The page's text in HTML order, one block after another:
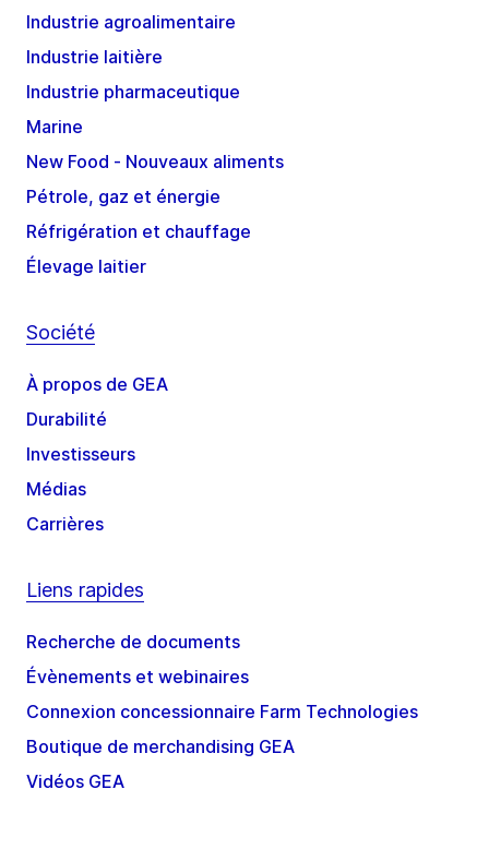
Industrie agroalimentaire
Industrie laitière
Industrie pharmaceutique
Marine
New Food - Nouveaux aliments
Pétrole, gaz et énergie
Réfrigération et chauffage
Élevage laitier
Société
À propos de GEA
Durabilité
Investisseurs
Médias
Carrières
Liens rapides
Recherche de documents
Évènements et webinaires
Connexion concessionnaire Farm Technologies
Boutique de merchandising GEA
Vidéos GEA